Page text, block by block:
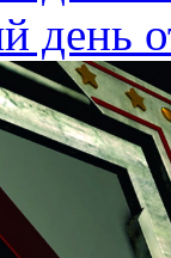
день